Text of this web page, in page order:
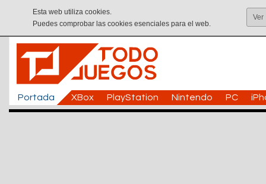
Esta web utiliza cookies.
Puedes comprobar las cookies esenciales para el web.
Ver
Portada XBox PlayStation Nintendo PC